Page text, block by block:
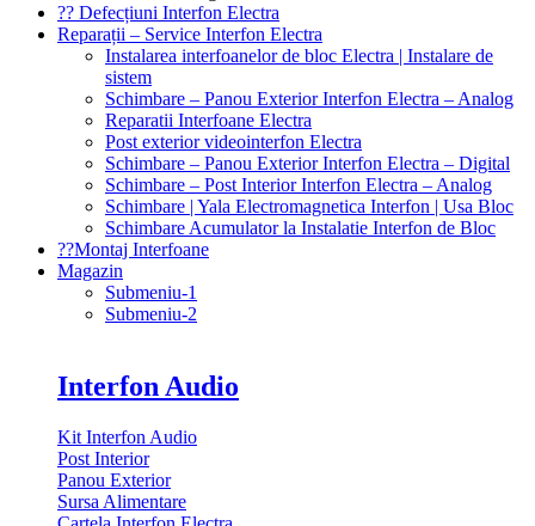
?‍? Defecțiuni Interfon Electra
Reparații – Service Interfon Electra
Instalarea interfoanelor de bloc Electra | Instalare de
sistem
Schimbare – Panou Exterior Interfon Electra – Analog
Reparatii Interfoane Electra
Post exterior videointerfon Electra
Schimbare – Panou Exterior Interfon Electra – Digital
Schimbare – Post Interior Interfon Electra – Analog
Schimbare | Yala Electromagnetica Interfon | Usa Bloc
Schimbare Acumulator la Instalatie Interfon de Bloc
?‍?Montaj Interfoane
Magazin
Submeniu-1
Submeniu-2
Interfon Audio
Kit Interfon Audio
Post Interior
Panou Exterior
Sursa Alimentare